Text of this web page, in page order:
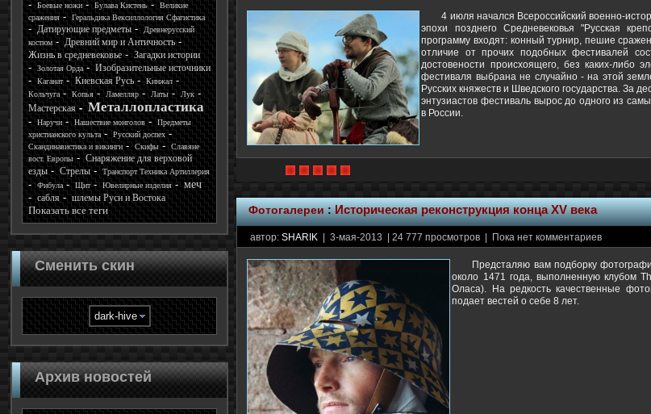
4 июля начался Всероссийский военно-
эпохи позднего Средневековья "Русская
программу входят: конный турнир, пешие
отличие от прочих подобных фестивалей
достовености происхоящего, без каких-либо
фестиваля выбрана не случайно - на этой
Русских княжеств и Шведского государства. За
энтузиастов фестиваль вырос до одного из
в России.
Фотогалереи: Историческая реконструкция конца XV века
автор:SHARIK | 3-мая-2013 | 24 777 просмотров | Пока нет комментариев
Предсталяю вам подборку
около 1471 года, выполненную клубом
Оласа). На редкость качественные
подает вестей о себе 8 лет.
Боевые ножи Булава Кистень
Великие
сражения
Геральдика Вексиллология Сфагистика
Датирующие предметы
Древнерусский
костюм
Древний мир и Античность
Жизнь в средневековье
Загадки истории
Золотая Орда Изобразительные источники
Каганат Киевская Русь
Кинжал
Кольчуга
Копья Ламелляр Латы Лук
Мастерская Металлопластика
Наручи Нашествие монголов
Предметы
христианского культа
Русский доспех
Скандинавистика и викинги
Скифы
Славяне
вост. Европы
Снаряжение для верховой
езды
Стрелы
Транспорт Техника Артиллерия
Фибула
Щит Ювелирные изделия меч
сабля шлемы Руси и Востока
Показать все теги
Сменить скин
Архив новостей